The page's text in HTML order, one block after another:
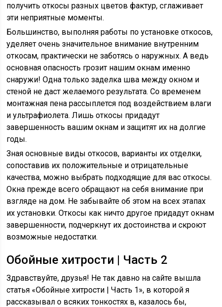
получить откосы разных цветов фактур, сглаживает
эти неприятные моменты.
Большинство, выполняя работы по установке откосов,
уделяет очень значительное внимание внутренним
откосам, практически не заботясь о наружных. А ведь
основная опасность грозит нашим окнам именно
снаружи! Одна только заделка шва между окном и
стеной не даст желаемого результата. Со временем
монтажная пена рассыплется под воздействием влаги
и ультрафиолета. Лишь откосы придадут
завершенность вашим окнам и защитят их на долгие
годы.
Зная основные виды откосов, варианты их отделки,
сопоставив их положительные и отрицательные
качества, можно выбрать подходящие для вас откосы.
Окна прежде всего обращают на себя внимание при
взгляде на дом. Не забывайте об этом на всех этапах
их установки. Откосы как ничто другое придадут окнам
завершенности, подчеркнут их достоинства и скроют
возможные недостатки.
Обойные хитрости | Часть 2
Здравствуйте, друзья! Не так давно на сайте вышла
статья «Обойные хитрости | Часть 1», в которой я
рассказывал о всяких тонкостях в, казалось бы,